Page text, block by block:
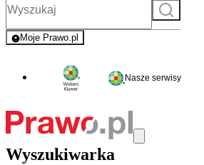
Szukaj
Moje Prawo.pl
- rejestracja i logowanie do serwisu
Nasze serwisy
Wyszukiwarka